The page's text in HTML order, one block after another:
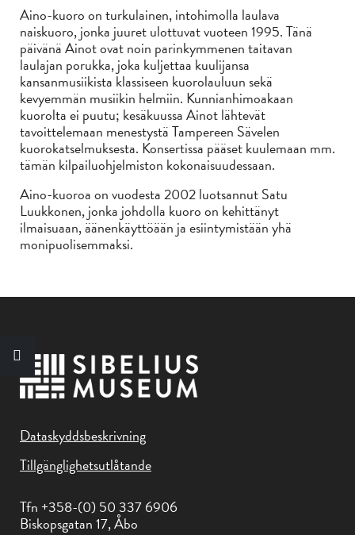
Aino-kuoro on turkulainen, intohimolla laulava
naiskuoro, jonka juuret ulottuvat vuoteen 1995. Tänä
päivänä Ainot ovat noin parinkymmenen taitavan
laulajan porukka, joka kuljettaa kuulijansa
kansanmusiikista klassiseen kuorolauluun sekä
kevyemmän musiikin helmiin. Kunnianhimoakaan
kuorolta ei puutu; kesäkuussa Ainot lähtevät
tavoittelemaan menestystä Tampereen Sävelen
kuorokatselmuksesta. Konsertissa pääset kuulemaan mm.
tämän kilpailuohjelmiston kokonaisuudessaan.
Aino-kuoroa on vuodesta 2002 luotsannut Satu
Luukkonen, jonka johdolla kuoro on kehittänyt
ilmaisuaan, äänenkäyttöään ja esiintymistään yhä
monipuolisemmaksi.
Dataskyddsbeskrivning
Tillgänglighetsutlåtande
Tfn +358-(0) 50 337 6906
Biskopsgatan 17, Åbo